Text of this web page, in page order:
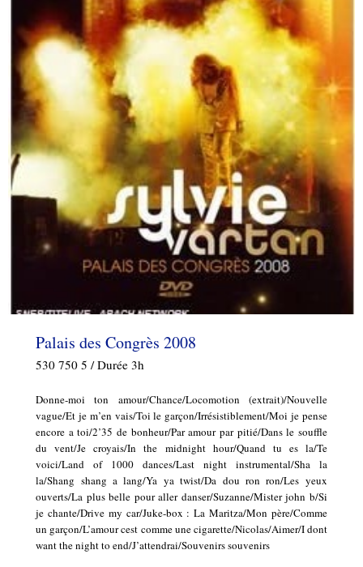
Palais des Congrès 2008
530 750 5 / Durée 3h
Donne-moi ton amour/Chance/Locomotion (extrait)/Nouvelle
vague/Et je m’en vais/Toi le garçon/Irrésistiblement/Moi je pense
encore a toi/2’35 de bonheur/Par amour par pitié/Dans le souffle
du vent/Je croyais/In the midnight hour/Quand tu es la/Te
voici/Land of 1000 dances/Last night instrumental/Sha la
la/Shang shang a lang/Ya ya twist/Da dou ron ron/Les yeux
ouverts/La plus belle pour aller danser/Suzanne/Mister john b/Si
je chante/Drive my car/Juke-box : La Maritza/Mon père/Comme
un garçon/L’amour cest comme une cigarette/Nicolas/Aimer/I dont
want the night to end/J’attendrai/Souvenirs souvenirs